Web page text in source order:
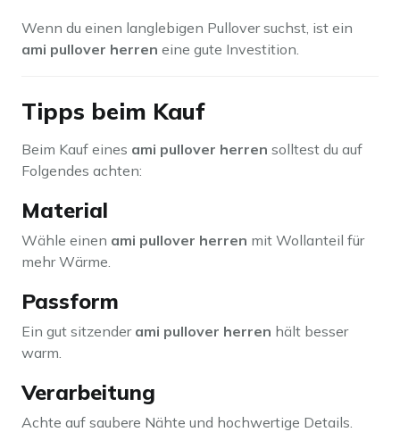
Wenn du einen langlebigen Pullover suchst, ist ein
ami pullover herren eine gute Investition.
Tipps beim Kauf
Beim Kauf eines ami pullover herren solltest du auf
Folgendes achten:
Material
Wähle einen ami pullover herren mit Wollanteil für
mehr Wärme.
Passform
Ein gut sitzender ami pullover herren hält besser
warm.
Verarbeitung
Achte auf saubere Nähte und hochwertige Details.